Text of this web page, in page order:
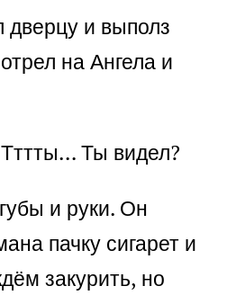
дверцу и выполз
на Ангела и
Ты видел?
и руки. Он
пачку сигарет и
закурить, но